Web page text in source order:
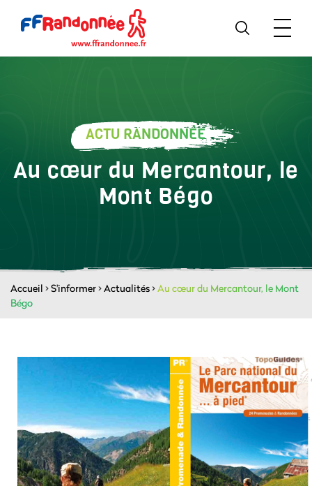
ACTU RANDONNÉE
Au cœur du Mercantour, le
Mont Bégo
Accueil >S'informer>Actualités>Au cœur du Mercantour, le Mont
Bégo